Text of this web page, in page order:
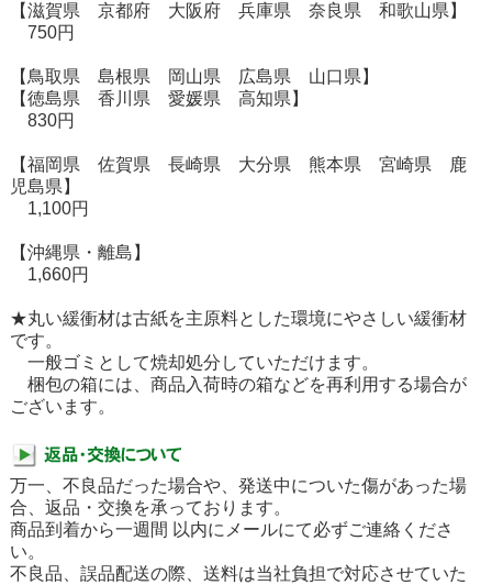
【滋賀県 京都府 大阪府 兵庫県 奈良県 和歌山県】
750円
【鳥取県 島根県 岡山県 広島県 山口県】
【徳島県 香川県 愛媛県 高知県】
830円
【福岡県 佐賀県 長崎県 大分県 熊本県 宮崎県 鹿
児島県】
1,100円
【沖縄県・離島】
1,660円
★丸い緩衝材は古紙を主原料とした環境にやさしい緩衝材
です。
一般ゴミとして焼却処分していただけます。
梱包の箱には、商品入荷時の箱などを再利用する場合が
ございます。
万一、不良品だった場合や、発送中についた傷があった場
合、返品・交換を承っております。
商品到着から一週間 以内にメールにて必ずご連絡くださ
い。
不良品、誤品配送の際、送料は当社負担で対応させていた